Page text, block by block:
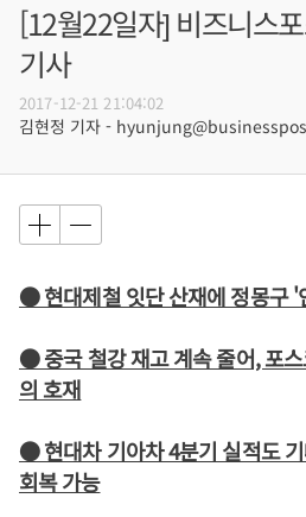
[12월22일자] 비즈니스
기사
2017-12-21 21:04:02
김현정 기자 -
● 현대제철 잇단 산재에 정몽구 '
● 중국 철강 재고 계속 줄어, 포
의 호재
● 현대차 기아차 4분기 실적도
회복 가능